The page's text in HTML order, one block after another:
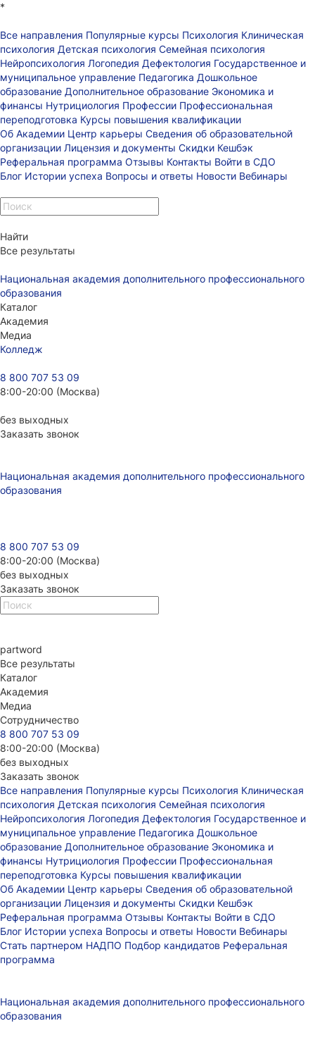
*
Все направления Популярные курсы Психология Клиническая
психология Детская психология Семейная психология
Нейропсихология Логопедия Дефектология Государственное и
муниципальное управление Педагогика Дошкольное
образование Дополнительное образование Экономика и
финансы Нутрициология Профессии Профессиональная
переподготовка Курсы повышения квалификации
Об Академии Центр карьеры Сведения об образовательной
организации Лицензия и документы Скидки Кешбэк
Реферальная программа Отзывы Контакты Войти в СДО
Блог Истории успеха Вопросы и ответы Новости Вебинары
Найти
Все результаты
Национальная академия дополнительного профессионального
образования
Каталог
Академия
Медиа
Колледж
8 800 707 53 09
8:00-20:00 (Москва)
без выходных
Заказать звонок
Национальная академия дополнительного профессионального
образования
8 800 707 53 09
8:00-20:00 (Москва)
без выходных
Заказать звонок
partword
Все результаты
Каталог
Академия
Медиа
Сотрудничество
8 800 707 53 09
8:00-20:00 (Москва)
без выходных
Заказать звонок
Все направления Популярные курсы Психология Клиническая
психология Детская психология Семейная психология
Нейропсихология Логопедия Дефектология Государственное и
муниципальное управление Педагогика Дошкольное
образование Дополнительное образование Экономика и
финансы Нутрициология Профессии Профессиональная
переподготовка Курсы повышения квалификации
Об Академии Центр карьеры Сведения об образовательной
организации Лицензия и документы Скидки Кешбэк
Реферальная программа Отзывы Контакты Войти в СДО
Блог Истории успеха Вопросы и ответы Новости Вебинары
Стать партнером НАДПО Подбор кандидатов Реферальная
программа
Национальная академия дополнительного профессионального
образования